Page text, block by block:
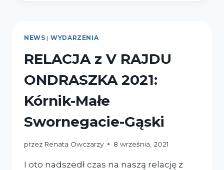
NEWS |WYDARZENIA
RELACJA z V RAJDU
ONDRASZKA 2021:
Kórnik-Małe
Swornegacie-Gąski
przez Renata Owczarzy 8 września, 2021
I oto nadszedł czas na naszą relację z